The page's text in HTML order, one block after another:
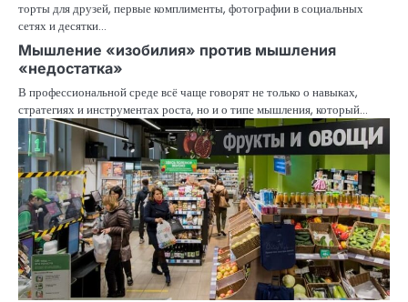
торты для друзей, первые комплименты, фотографии в социальных
сетях и десятки…
Мышление «изобилия» против мышления
«недостатка»
В профессиональной среде всё чаще говорят не только о навыках,
стратегиях и инструментах роста, но и о типе мышления, который…